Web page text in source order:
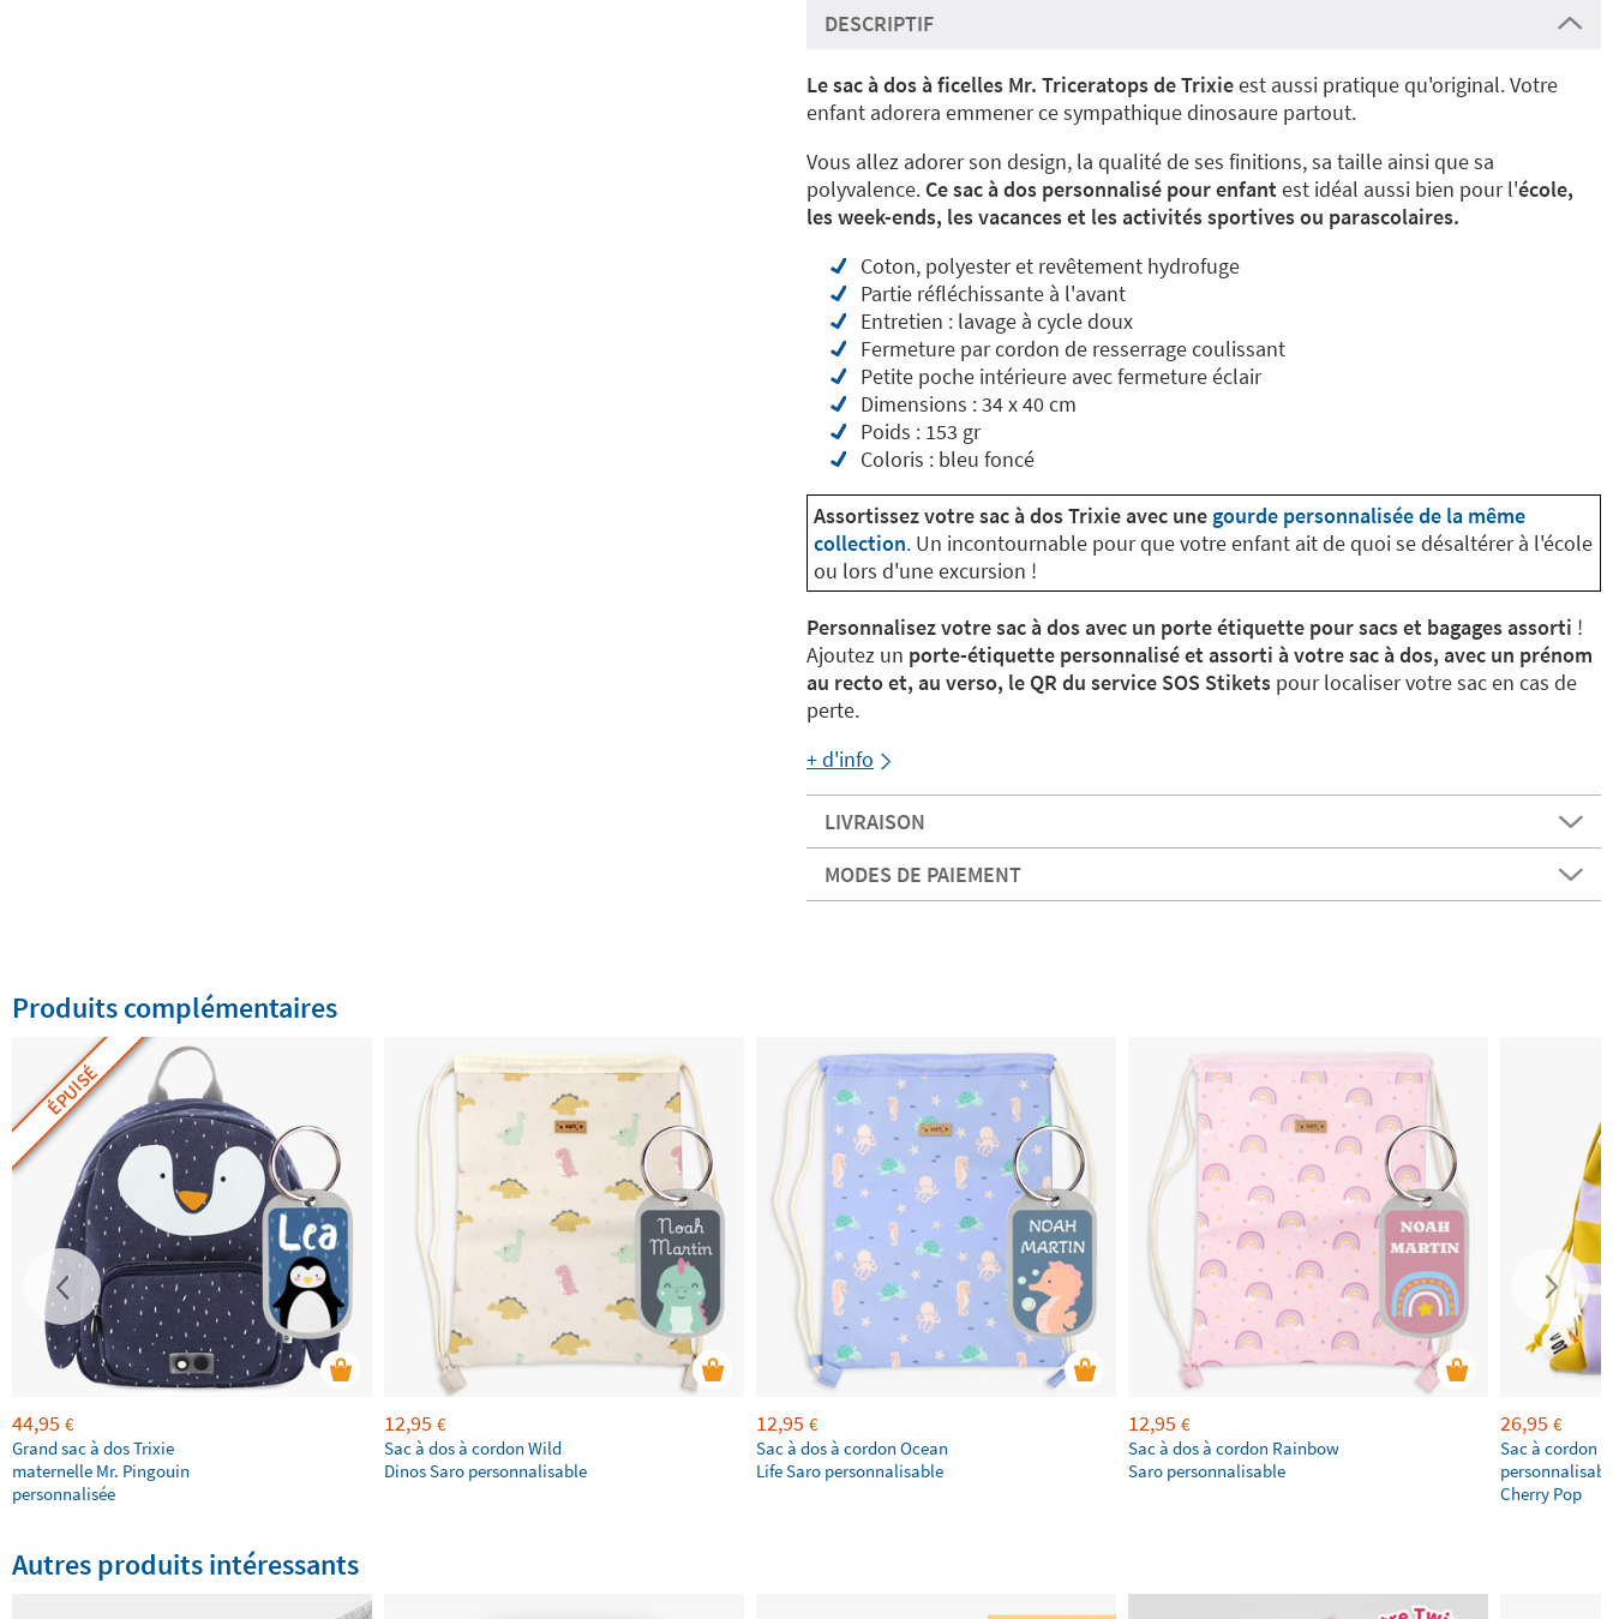
DESCRIPTIF
Le sac à dos à ficelles Mr. Triceratops de Trixieest aussi pratique qu'original. Votre
enfant adorera emmener ce sympathique dinosaure partout.
Vous allez adorer son design, la qualité de ses finitions, sa taille ainsi que sa
polyvalence. Ce sac à dos personnalisé pour enfantest idéal aussi bien pour l'école,
les week-ends, les vacances et les activités sportives ou parascolaires.
Coton, polyester et revêtement hydrofuge
Partie réfléchissante à l'avant
Entretien : lavage à cycle doux
Fermeture par cordon de resserrage coulissant
Petite poche intérieure avec fermeture éclair
Dimensions : 34 x 40 cm
Poids : 153 gr
Coloris : bleu foncé
Assortissez votre sac à dos Trixie avec une gourde personnalisée de la même
collection. Un incontournable pour que votre enfant ait de quoi se désaltérer à l'école
ou lors d'une excursion !
Personnalisez votre sac à dos avec un porte étiquette pour sacs et bagages assorti !
Ajoutez un porte-étiquette personnalisé et assorti à votre sac à dos, avec un prénom
au recto et, au verso, le QR du service SOS Stikets pour localiser votre sac en cas de
perte.
+ d'info
LIVRAISON
MODES DE PAIEMENT
Produits complémentaires
ÉPUISÉ
44,95 €
Grand sac à dos Trixie
maternelle Mr. Pingouin
personnalisée
12,95 €
Sac à dos à cordon Wild
Dinos Saro personnalisable
12,95 €
Sac à dos à cordon Ocean
Life Saro personnalisable
12,95 €
Sac à dos à cordon Rainbow
Saro personnalisable
26,95 €
Sac à cordon
Cherry Pop
Autres produits intéressants